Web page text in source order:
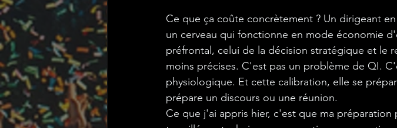
Ce que ça coûte concrètement ? Un dirigeant
un cerveau qui fonctionne en mode économie
préfrontal, celui de la décision stratégique et le
moins précises. C'est pas un problème de QI.
physiologique. Et cette calibration, elle se
prépare un discours ou une réunion.
Ce que j'ai appris hier, c'est que ma